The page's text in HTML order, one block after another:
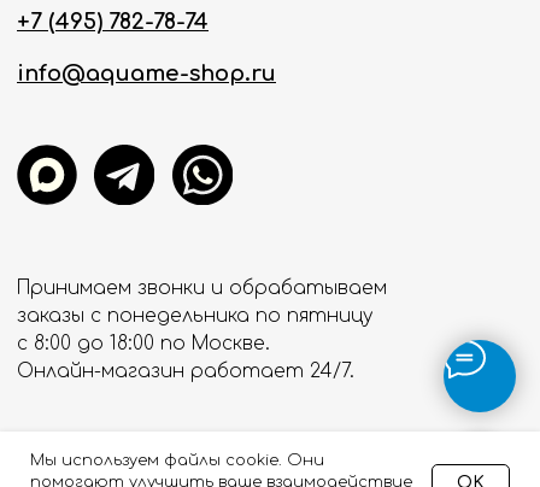
Мы используем файлы cookie. Они
помогают улучшить ваше взаимодействие
OK